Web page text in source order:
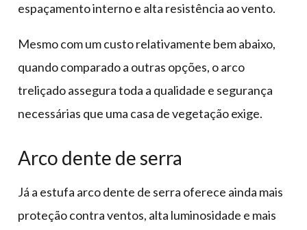
espaçamento interno e alta resistência ao vento.
Mesmo com um custo relativamente bem abaixo,
quando comparado a outras opções, o arco
treliçado assegura toda a qualidade e segurança
necessárias que uma casa de vegetação exige.
Arco dente de serra
Já a estufa arco dente de serra oferece ainda mais
proteção contra ventos, alta luminosidade e mais